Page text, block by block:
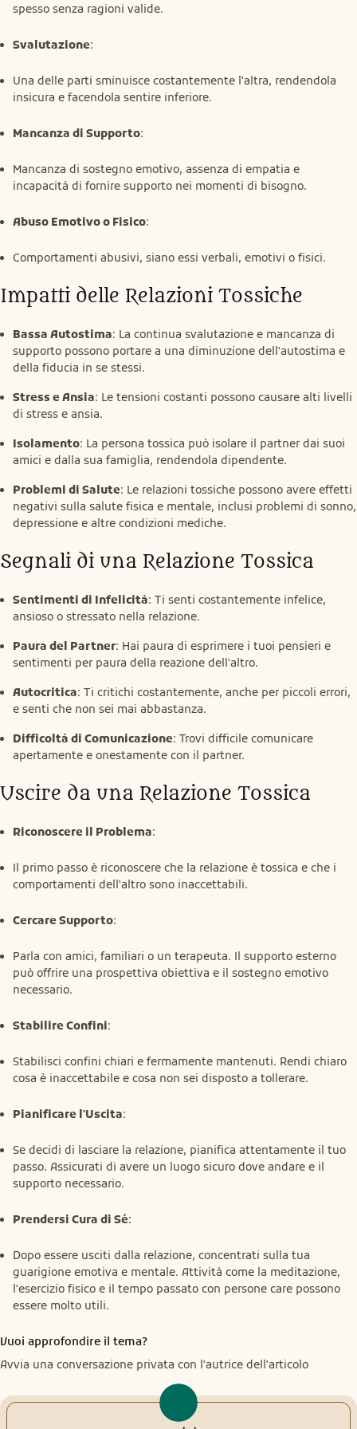
spesso senza ragioni valide.
Svalutazione:
Una delle parti sminuisce costantemente l'altra, rendendola
insicura e facendola sentire inferiore.
Mancanza di Supporto:
Mancanza di sostegno emotivo, assenza di empatia e
incapacità di fornire supporto nei momenti di bisogno.
Abuso Emotivo o Fisico:
Comportamenti abusivi, siano essi verbali, emotivi o fisici.
Impatti delle Relazioni Tossiche
Bassa Autostima: La continua svalutazione e mancanza di
supporto possono portare a una diminuzione dell'autostima e
della fiducia in se stessi.
Stress e Ansia: Le tensioni costanti possono causare alti livelli
di stress e ansia.
Isolamento: La persona tossica può isolare il partner dai suoi
amici e dalla sua famiglia, rendendola dipendente.
Problemi di Salute: Le relazioni tossiche possono avere effetti
negativi sulla salute fisica e mentale, inclusi problemi di sonno,
depressione e altre condizioni mediche.
Segnali di una Relazione Tossica
Sentimenti di Infelicità: Ti senti costantemente infelice,
ansioso o stressato nella relazione.
Paura del Partner: Hai paura di esprimere i tuoi pensieri e
sentimenti per paura della reazione dell'altro.
Autocritica: Ti critichi costantemente, anche per piccoli errori,
e senti che non sei mai abbastanza.
Difficoltà di Comunicazione: Trovi difficile comunicare
apertamente e onestamente con il partner.
Uscire da una Relazione Tossica
Riconoscere il Problema:
Il primo passo è riconoscere che la relazione è tossica e che i
comportamenti dell'altro sono inaccettabili.
Cercare Supporto:
Parla con amici, familiari o un terapeuta. Il supporto esterno
può offrire una prospettiva obiettiva e il sostegno emotivo
necessario.
Stabilire Confini:
Stabilisci confini chiari e fermamente mantenuti. Rendi chiaro
cosa è inaccettabile e cosa non sei disposto a tollerare.
Pianificare l'Uscita:
Se decidi di lasciare la relazione, pianifica attentamente il tuo
passo. Assicurati di avere un luogo sicuro dove andare e il
supporto necessario.
Prendersi Cura di Sé:
Dopo essere usciti dalla relazione, concentrati sulla tua
guarigione emotiva e mentale. Attività come la meditazione,
l'esercizio fisico e il tempo passato con persone care possono
essere molto utili.
Vuoi approfondire il tema?
Avvia una conversazione privata con l'autrice dell'articolo